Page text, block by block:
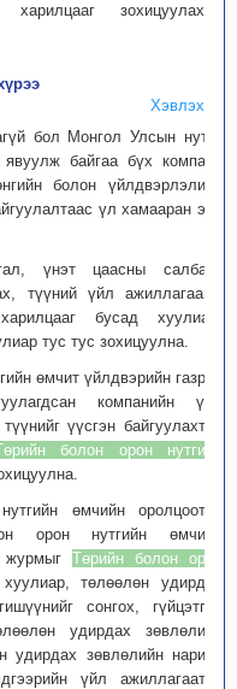
харилцааг зохицуулахад
Хэвлэх
бол Монгол Улсын нутаг
байгаа бүх компани
болон үйлдвэрлэлийн
үл хамааран энэ
үнэт цаасны салбарт
түүний үйл ажиллагааны
бусад хуулиар,
тус тус зохицуулна.
өмчит үйлдвэрийн газрыг
компанийн үйл
үүсгэн байгуулахтай
болон орон нутгийн
өмчийн оролцоотой
орон нутгийн өмчийн
журмыг Төрийн болон орон
хуулиар, төлөөлөн удирдах
сонгох, гүйцэтгэх
удирдах зөвлөлийн
удирдах зөвлөлийн нарийн
үйл ажиллагаатай